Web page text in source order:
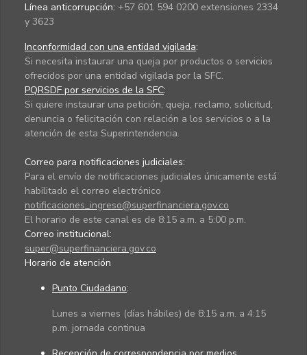
Línea anticorrupción: +57 601 594 0200 extensiones 2334
y 3623
Inconformidad con una entidad vigilada:
Si necesita instaurar una queja por productos o servicios
ofrecidos por una entidad vigilada por la SFC.
PQRSDF por servicios de la SFC:
Si quiere instaurar una petición, queja, reclamo, solicitud,
denuncia o felicitación con relación a los servicios o a la
atención de esta Superintendencia.
Correo para notificaciones judiciales:
Para el envío de notificaciones judiciales únicamente está
habilitado el correo electrónico
notificaciones_ingreso@superfinanciera.gov.co
El horario de este canal es de 8:15 a.m. a 5:00 p.m.
Correo institucional:
super@superfinanciera.gov.co
Horario de atención
Punto Ciudadano:
Lunes a viernes (días hábiles) de 8:15 a.m. a 4:15
p.m. jornada continua